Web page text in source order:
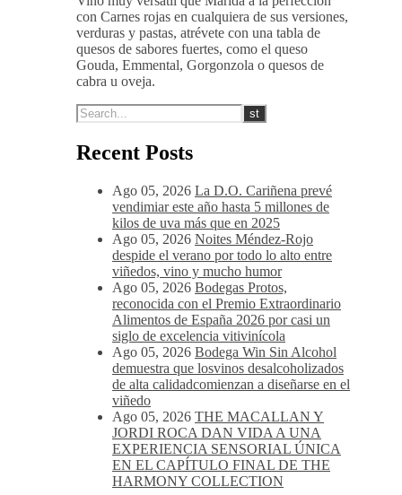
Vino muy versátil que Marida a la perfección
con Carnes rojas en cualquiera de sus versiones,
verduras y pastas, atrévete con una tabla de
quesos de sabores fuertes, como el queso
Gouda, Emmental, Gorgonzola o quesos de
cabra u oveja.
Recent Posts
Ago 05, 2026 La D.O. Cariñena prevé
vendimiar este año hasta 5 millones de
kilos de uva más que en 2025
Ago 05, 2026 Noites Méndez-Rojo
despide el verano por todo lo alto entre
viñedos, vino y mucho humor
Ago 05, 2026 Bodegas Protos,
reconocida con el Premio Extraordinario
Alimentos de España 2026 por casi un
siglo de excelencia vitivinícola
Ago 05, 2026 Bodega Win Sin Alcohol
demuestra que losvinos desalcoholizados
de alta calidadcomienzan a diseñarse en el
viñedo
Ago 05, 2026 THE MACALLAN Y
JORDI ROCA DAN VIDA A UNA
EXPERIENCIA SENSORIAL ÚNICA